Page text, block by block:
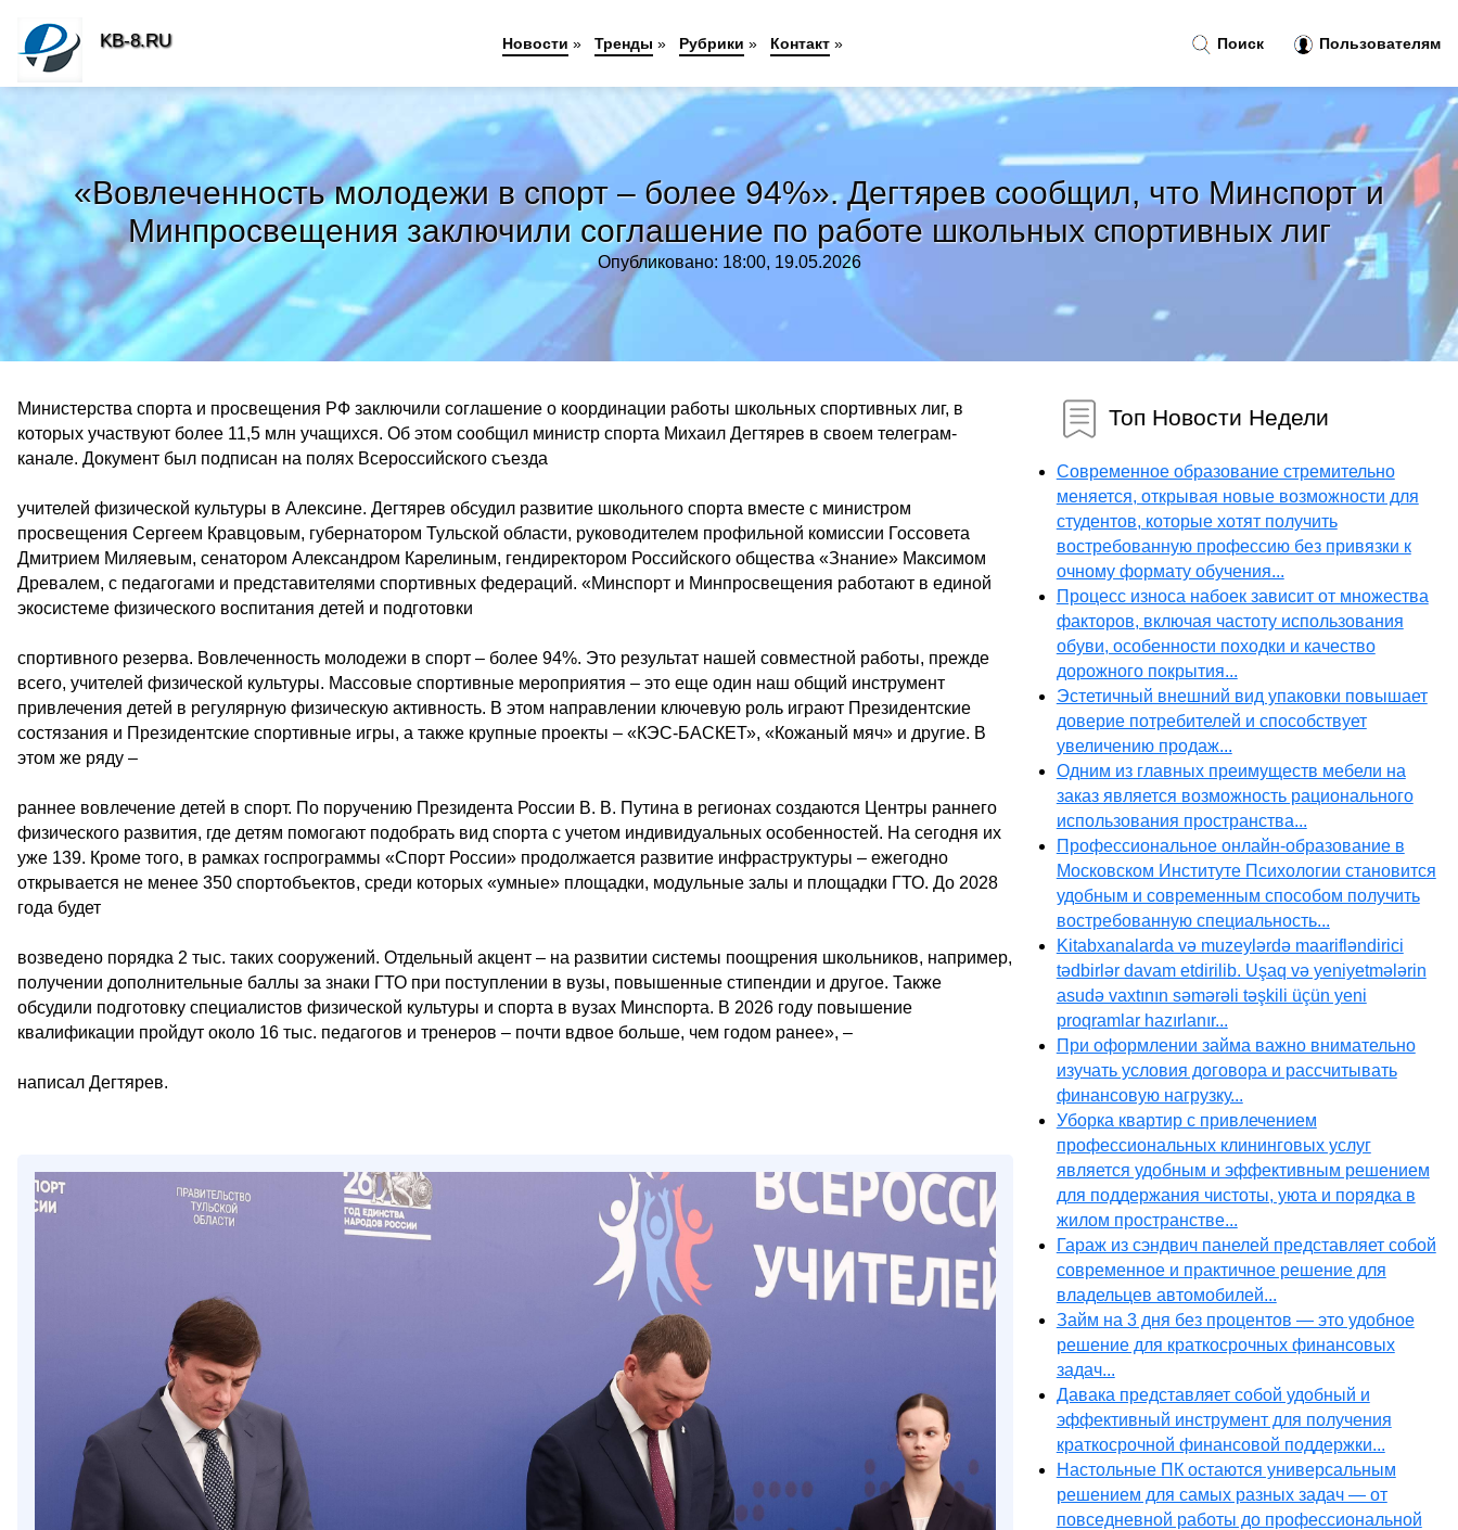
«Вовлеченность молодежи в спорт – более 94%». Дегтярев сообщил, что Минспорт и
Минпросвещения заключили соглашение по работе школьных спортивных лиг
Опубликовано: 18:00, 19.05.2026
Министерства спорта и просвещения РФ заключили соглашение о координации работы школьных спортивных лиг, в
которых участвуют более 11,5 млн учащихся. Об этом сообщил министр спорта Михаил Дегтярев в своем телеграм-
канале. Документ был подписан на полях Всероссийского съезда
учителей физической культуры в Алексине. Дегтярев обсудил развитие школьного спорта вместе с министром
просвещения Сергеем Кравцовым, губернатором Тульской области, руководителем профильной комиссии Госсовета
Дмитрием Миляевым, сенатором Александром Карелиным, гендиректором Российского общества «Знание» Максимом
Древалем, с педагогами и представителями спортивных федераций. «Минспорт и Минпросвещения работают в единой
экосистеме физического воспитания детей и подготовки
спортивного резерва. Вовлеченность молодежи в спорт – более 94%. Это результат нашей совместной работы, прежде
всего, учителей физической культуры. Массовые спортивные мероприятия – это еще один наш общий инструмент
привлечения детей в регулярную физическую активность. В этом направлении ключевую роль играют Президентские
состязания и Президентские спортивные игры, а также крупные проекты – «КЭС-БАСКЕТ», «Кожаный мяч» и другие. В
этом же ряду –
раннее вовлечение детей в спорт. По поручению Президента России В. В. Путина в регионах создаются Центры раннего
физического развития, где детям помогают подобрать вид спорта с учетом индивидуальных особенностей. На сегодня их
уже 139. Кроме того, в рамках госпрограммы «Спорт России» продолжается развитие инфраструктуры – ежегодно
открывается не менее 350 спортобъектов, среди которых «умные» площадки, модульные залы и площадки ГТО. До 2028
года будет
возведено порядка 2 тыс. таких сооружений. Отдельный акцент – на развитии системы поощрения школьников, например,
получении дополнительные баллы за знаки ГТО при поступлении в вузы, повышенные стипендии и другое. Также
обсудили подготовку специалистов физической культуры и спорта в вузах Минспорта. В 2026 году повышение
квалификации пройдут около 16 тыс. педагогов и тренеров – почти вдвое больше, чем годом ранее», –
написал Дегтярев.
Топ Новости Недели
Современное образование стремительно
меняется, открывая новые возможности для
студентов, которые хотят получить
востребованную профессию без привязки к
очному формату обучения...
Процесс износа набоек зависит от множества
факторов, включая частоту использования
обуви, особенности походки и качество
дорожного покрытия...
Эстетичный внешний вид упаковки повышает
доверие потребителей и способствует
увеличению продаж...
Одним из главных преимуществ мебели на
заказ является возможность рационального
использования пространства...
Профессиональное онлайн-образование в
Московском Институте Психологии становится
удобным и современным способом получить
востребованную специальность...
Kitabxanalarda və muzeylərdə maarifləndirici
tədbirlər davam etdirilib. Uşaq və yeniyetmələrin
asudə vaxtının səmərəli təşkili üçün yeni
proqramlar hazırlanır...
При оформлении займа важно внимательно
изучать условия договора и рассчитывать
финансовую нагрузку...
Уборка квартир с привлечением
профессиональных клининговых услуг
является удобным и эффективным решением
для поддержания чистоты, уюта и порядка в
жилом пространстве...
Гараж из сэндвич панелей представляет собой
современное и практичное решение для
владельцев автомобилей...
Займ на 3 дня без процентов — это удобное
решение для краткосрочных финансовых
задач...
Давака представляет собой удобный и
эффективный инструмент для получения
краткосрочной финансовой поддержки...
Настольные ПК остаются универсальным
решением для самых разных задач — от
повседневной работы до профессиональной
Поиск Пользователям
KB-8.RU Новости » Тренды » Рубрики » Контакт »